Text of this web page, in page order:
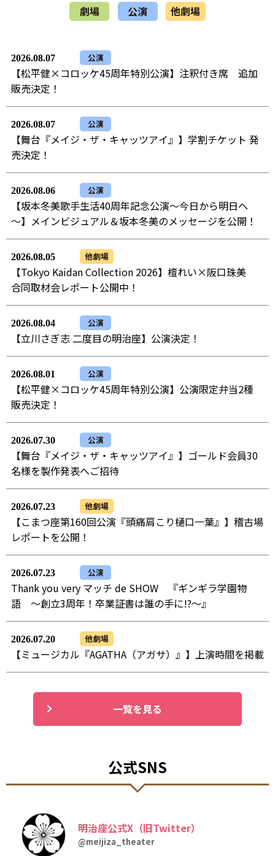
劇場 公演 他劇場
2026.08.07 公演
【松平健×コロッケ45周年特別公演】注釈付き席 追加
販売決定！
2026.08.07 公演
【舞台『メイジ・ザ・キャッツアイ』】学割チケット 発
売決定！
2026.08.06 公演
【坂本冬美歌手生活40周年記念公演～今日から明日へ
～】メインビジュアル＆坂本冬美のメッセージを公開！
2026.08.05 他劇場
【Tokyo Kaidan Collection 2026】檀れい×阪口珠美
合同取材会レポート公開中！
2026.08.04 公演
【立川さぎ志 二度目の明治座】公演決定！
2026.08.01 公演
【松平健×コロッケ45周年特別公演】公演限定弁当2種
販売決定！
2026.07.30 公演
【舞台『メイジ・ザ・キャッツアイ』】ゴールド会員30
名様を製作発表へご招待
2026.07.23 他劇場
【こまつ座第160回公演『頭痛肩こり樋口一葉』】稽古場
レポートを公開！
2026.07.23 公演
Thank you very マッチ de SHOW 『ギンギラ学園物
語 ～創立3周年！卒業証書は誰の手に!?～』
2026.07.20 他劇場
【ミュージカル『AGATHA（アガサ）』】上演時間を掲載
一覧を見る
公式SNS
明治座公式X（旧Twitter）
@meijiza_theater